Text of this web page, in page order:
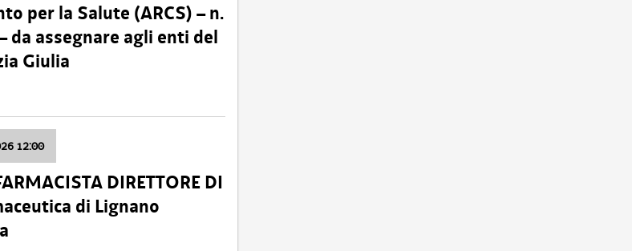
per la Salute (ARCS) – n.
da assegnare agli enti del
Giulia
12:00
DIRETTORE DI
di Lignano